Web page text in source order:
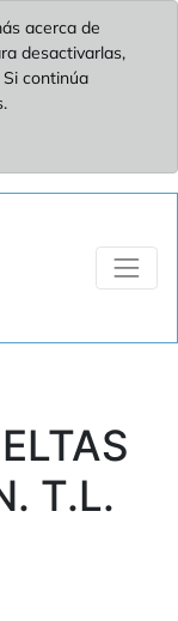
acerca de
desactivarlas,
continúa
T.L.